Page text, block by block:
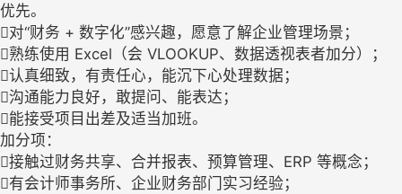
优先。
对“财务 + 数字化”感兴趣，愿意了解企业管理场景；
熟练使用 Excel（会 VLOOKUP、数据透视表者加分）；
认真细致，有责任心，能沉下心处理数据；
沟通能力良好，敢提问、能表达；
能接受项目出差及适当加班。
加分项：
接触过财务共享、合并报表、预算管理、ERP 等概念；
有会计师事务所、企业财务部门实习经验；